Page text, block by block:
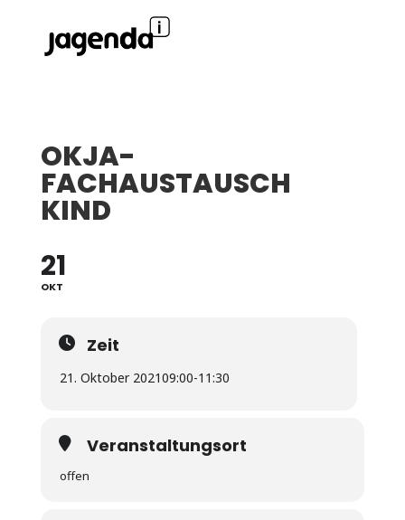
OKJA-
FACHAUSTAUSCH
KIND
21
OKT
Zeit
21. Oktober 202109:00-11:30
Veranstaltungsort
offen